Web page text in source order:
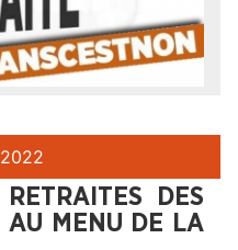
2022
DES
AU MENU DE LA